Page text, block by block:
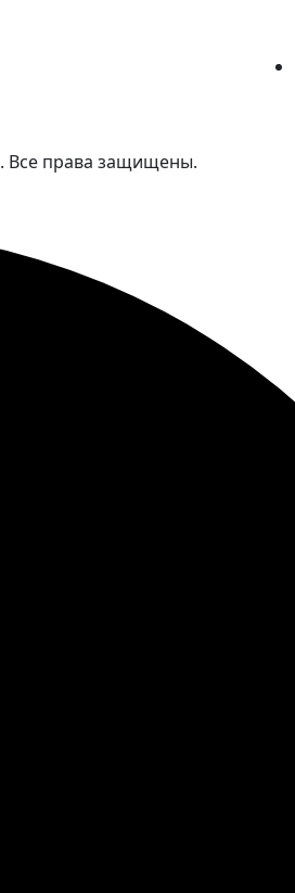
. Все права защищены.